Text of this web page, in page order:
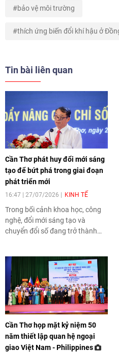
bảo vệ môi trường
thích ứng biến đổi khí hậu ở
Tin bài liên quan
Cần Thơ phát huy đổi mới sáng
tạo để bứt phá trong giai đoạn
phát triển mới
16:47 | 27/07/2026 KINH TẾ
Trong bối cảnh khoa học, công
nghệ, đổi mới sáng tạo và
chuyển đổi số đang trở thành
quyết tâm nâng cao năng lực
đổi mới sáng tạo, hướng tới mục
tiêu trở thành trung tâm động
lực phát triển của vùng Đồng
bằng sông Cửu Long (ĐBSCL)
và cực tăng trưởng mới của cả
nước.
Cần Thơ họp mặt kỷ niệm 50
năm thiết lập quan hệ ngoại
giao Việt Nam - Philippines